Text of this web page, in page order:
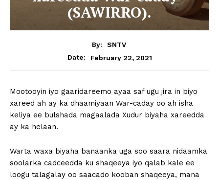
(SAWIRRO).
By:
SNTV
Date:
February 22, 2021
Mootooyin iyo gaaridareemo ayaa saf ugu jira in biyo
xareed ah ay ka dhaamiyaan War-caday oo ah isha
keliya ee bulshada magaalada Xudur biyaha xareedda
ay ka helaan.
Warta waxa biyaha banaanka uga soo saara nidaamka
soolarka cadceedda ku shaqeeya iyo qalab kale ee
loogu talagalay oo saacado kooban shaqeeya, mana